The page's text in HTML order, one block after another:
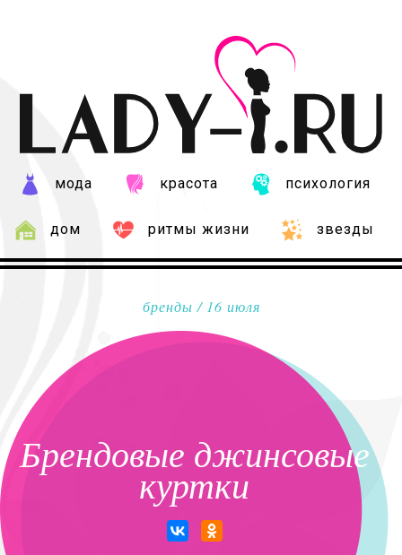
мода красота психология
дом ритмы жизни звезды
бренды / 16 июля
Брендовые джинсовые
куртки